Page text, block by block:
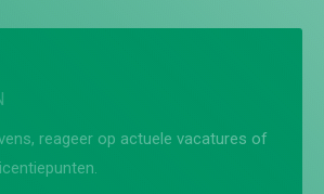
reageer op actuele vacatures of